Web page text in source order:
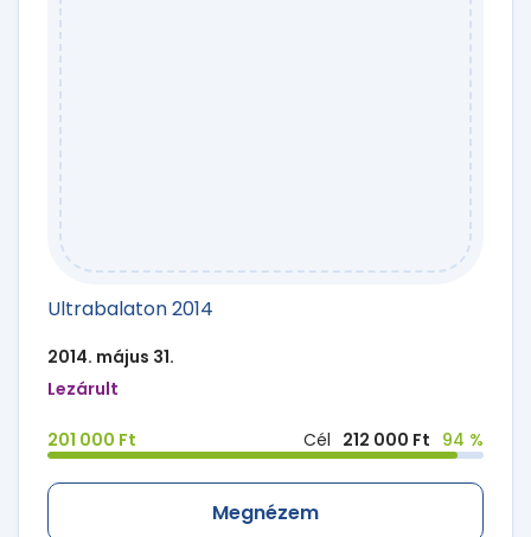
Ultrabalaton 2014
2014. május 31.
Lezárult
201 000 Ft Cél 212 000 Ft 94 %
Megnézem